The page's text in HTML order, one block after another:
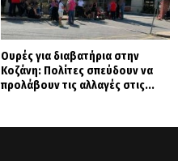
Ουρές για διαβατήρια στην
Κοζάνη: Πολίτες σπεύδουν να
προλάβουν τις αλλαγές στις...